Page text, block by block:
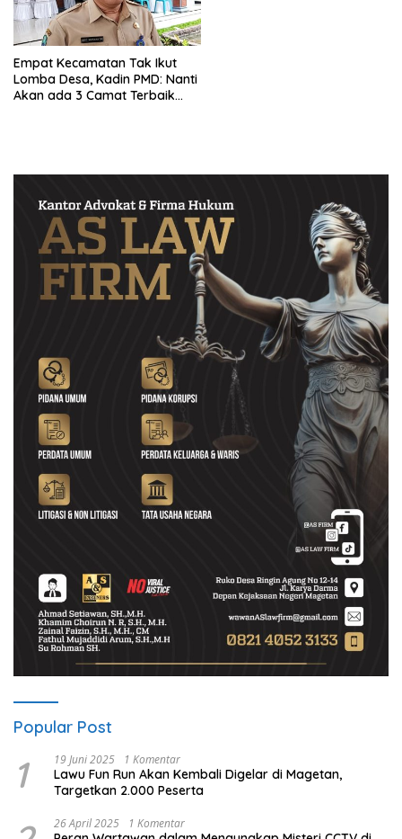
Empat Kecamatan Tak Ikut
Lomba Desa, Kadin PMD: Nanti
Akan ada 3 Camat Terbaik
Popular Post
1 19 Juni 2025 1 Komentar
Lawu Fun Run Akan Kembali Digelar di Magetan,
Targetkan 2.000 Peserta
26 April 2025 1 Komentar